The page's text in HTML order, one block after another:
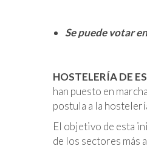
Se puede votar
HOSTELERÍA DE
han puesto en
postula a la
El objetivo de esta
de los sectores más